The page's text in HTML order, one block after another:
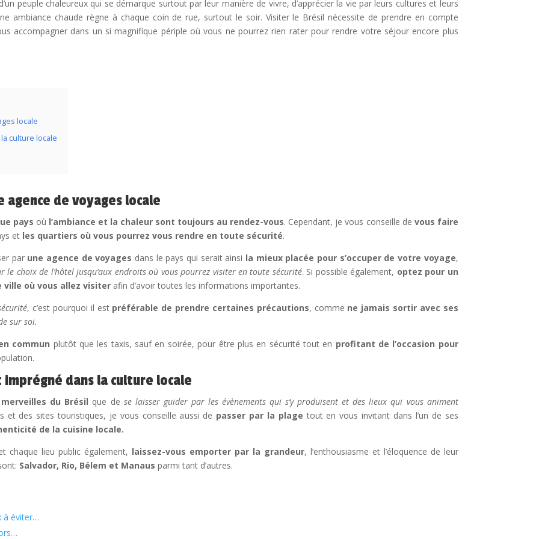
peuple chaleureux qui se démarque surtout par leur manière de vivre, d’apprécier la vie par leurs cultures et leurs
ambiance chaude règne à chaque coin de rue, surtout le soir. Visiter le Brésil nécessite de prendre en compte
accompagner dans un si magnifique périple où vous ne pourrez rien rater pour rendre votre séjour encore plus
locale
culture locale
de voyages locale
pays où l’ambiance et la chaleur sont toujours au rendez-vous. Cependant, je vous conseille de vous faire
et les quartiers où vous pourrez vous rendre en toute sécurité.
parune agence de voyages dans le pays qui serait ainsi la mieux placée pour s’occuper de votre voyage,
choix de l’hôtel jusqu’aux endroits où vous pourrez visiter en toute sécurité. Si possible également, optez pour un
ville où vous allez visiter afin d’avoir toutes les informations importantes.
, c’est pourquoi il est préférable de prendre certaines précautions, comme ne jamais sortir avec ses
sur soi.
commun plutôt que les taxis, sauf en soirée, pour être plus en sécurité tout en profitant de l’occasion pour
dans la culture locale
du Brésil que de se laisser guider par les évènements qui s’y produisent et des lieux qui vous animent
et des sites touristiques, je vous conseille aussi de passer par la plage tout en vous invitant dans l’un de ses
de la cuisine locale.
chaque lieu public également, laissez-vous emporter par la grandeur, l’enthousiasme et l’éloquence de leur
Salvador, Rio, Bélem et Manaus parmi tant d’autres.
à éviter…